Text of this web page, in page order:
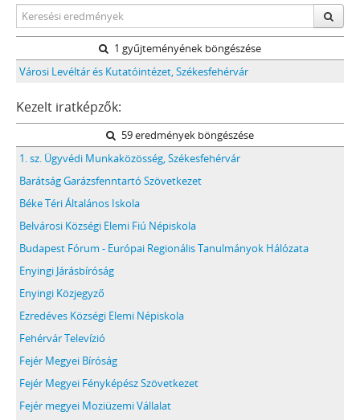
1 gyűjteményének böngészése
Városi Levéltár és Kutatóintézet, Székesfehérvár
Kezelt iratképzők:
59 eredmények böngészése
1. sz. Ügyvédi Munkaközösség, Székesfehérvár
Barátság Garázsfenntartó Szövetkezet
Béke Téri Általános Iskola
Belvárosi Községi Elemi Fiú Népiskola
Budapest Fórum - Európai Regionális Tanulmányok Hálózata
Enyingi Járásbíróság
Enyingi Közjegyző
Ezredéves Községi Elemi Népiskola
Fehérvár Televízió
Fejér Megyei Bíróság
Fejér Megyei Fényképész Szövetkezet
Fejér megyei Moziüzemi Vállalat